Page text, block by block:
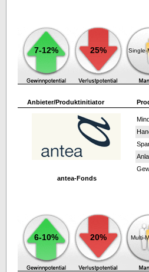
7-12% 25% Single-
Anbieter/Produktinitiator
antea-Fonds
6-10% 20% Multi-